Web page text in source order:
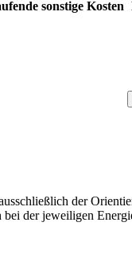
sonstige Kosten
der
der jeweiligen